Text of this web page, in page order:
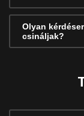
Olyan
csináljak?